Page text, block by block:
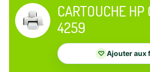
CARTOUCHE
4259
♡ Ajouter aux